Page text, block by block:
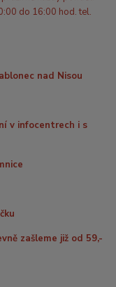
do 16:00 hod. tel.
nad Nisou
v infocentrech i s
zašleme již od 59,-